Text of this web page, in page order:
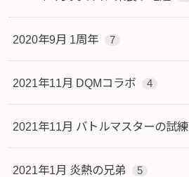
2020年9月 1周年 7
2021年11月 DQMコラボ 4
2021年11月 バトルマスターの試練
2021年1月 炎熱の兄弟 5